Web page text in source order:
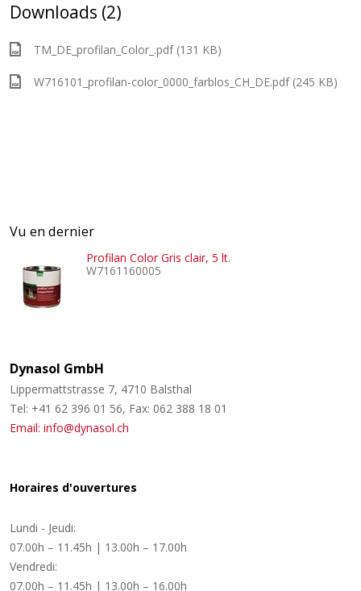
Downloads (2)
TM_DE_profilan_Color_.pdf (131 KB)
W716101_profilan-color_0000_farblos_CH_DE.pdf (245 KB)
Vu en dernier
Profilan Color Gris clair, 5 lt.
W7161160005
Dynasol GmbH
Lippermattstrasse 7, 4710 Balsthal
Tel: +41 62 396 01 56, Fax: 062 388 18 01
Email: info@dynasol.ch
Horaires d'ouvertures
Lundi - Jeudi:
07.00h – 11.45h | 13.00h – 17.00h
Vendredi:
07.00h – 11.45h | 13.00h – 16.00h